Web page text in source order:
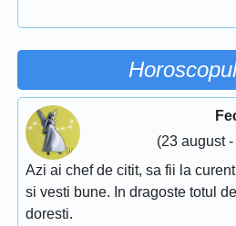
(23 august
Azi ai chef de citit, sa fii la
si vesti bune. In dragoste totul
doresti.